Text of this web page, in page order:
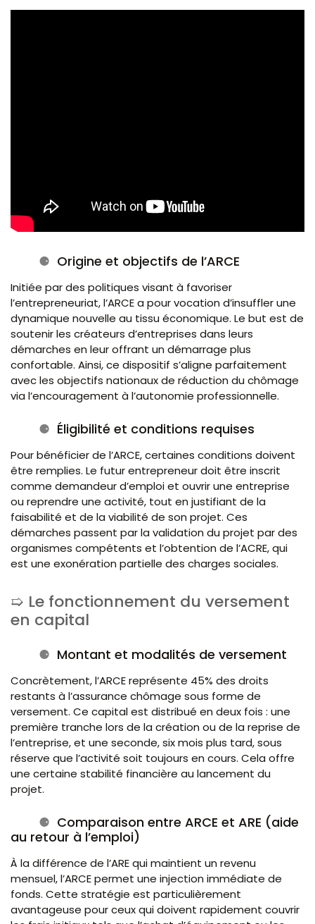
Origine et objectifs de l’ARCE
Initiée par des politiques visant à favoriser
l’entrepreneuriat, l’ARCE a pour vocation d’insuffler une
dynamique nouvelle au tissu économique. Le but est de
soutenir les créateurs d’entreprises dans leurs
démarches en leur offrant un démarrage plus
confortable. Ainsi, ce dispositif s’aligne parfaitement
avec les objectifs nationaux de réduction du chômage
via l’encouragement à l’autonomie professionnelle.
Éligibilité et conditions requises
Pour bénéficier de l’ARCE, certaines conditions doivent
être remplies. Le futur entrepreneur doit être inscrit
comme demandeur d’emploi et ouvrir une entreprise
ou reprendre une activité, tout en justifiant de la
faisabilité et de la viabilité de son projet. Ces
démarches passent par la validation du projet par des
organismes compétents et l’obtention de l’ACRE, qui
est une exonération partielle des charges sociales.
Le fonctionnement du versement
en capital
Montant et modalités de versement
Concrètement, l’ARCE représente 45% des droits
restants à l’assurance chômage sous forme de
versement. Ce capital est distribué en deux fois : une
première tranche lors de la création ou de la reprise de
l’entreprise, et une seconde, six mois plus tard, sous
réserve que l’activité soit toujours en cours. Cela offre
une certaine stabilité financière au lancement du
projet.
Comparaison entre ARCE et ARE (aide
au retour à l’emploi)
À la différence de l’ARE qui maintient un revenu
mensuel, l’ARCE permet une injection immédiate de
fonds. Cette stratégie est particulièrement
avantageuse pour ceux qui doivent rapidement couvrir